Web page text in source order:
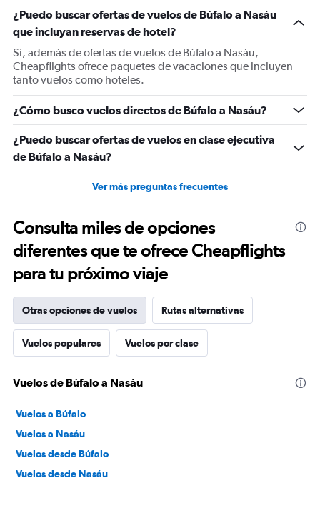
Y
axis
displaying
values.
Range:
0
750.
¿Puedo buscar ofertas de vuelos de Búfalo a Nasáu
que incluyan reservas de hotel?
Sí, además de ofertas de vuelos de Búfalo a Nasáu,
Cheapflights ofrece paquetes de vacaciones que incluyen
tanto vuelos como hoteles.
¿Cómo busco vuelos directos de Búfalo a Nasáu?
¿Puedo buscar ofertas de vuelos en clase ejecutiva
de Búfalo a Nasáu?
Ver más preguntas frecuentes
Consulta miles de opciones
diferentes que te ofrece Cheapflights
para tu próximo viaje
Otras opciones de vuelos Rutas alternativas
Vuelos populares Vuelos por clase
Vuelos de Búfalo a Nasáu
Vuelos a Búfalo
Vuelos a Nasáu
Vuelos desde Búfalo
Vuelos desde Nasáu